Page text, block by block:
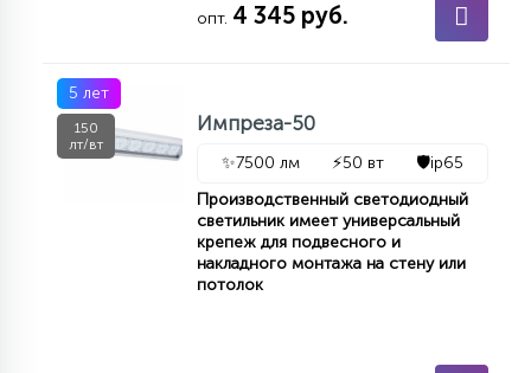
опт. 4 345 руб.
5 лет
150
лт/вт
Импреза-50
✨7500 лм ⚡50 вт 🛡️ip65
Производственный светодиодный
светильник имеет универсальный
крепеж для подвесного и
накладного монтажа на стену или
потолок